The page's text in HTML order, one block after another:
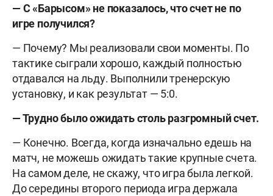
— С «Барысом» не показалось, что счет не по
игре получился?
— Почему? Мы реализовали свои моменты. По
тактике сыграли хорошо, каждый полностью
отдавался на льду. Выполнили тренерскую
установку, и как результат — 5:0.
— Трудно было ожидать столь разгромный счет.
— Конечно. Всегда, когда изначально едешь на
матч, не можешь ожидать такие крупные счета.
На самом деле, не скажу, что игра была легкой.
До середины второго периода игра держала